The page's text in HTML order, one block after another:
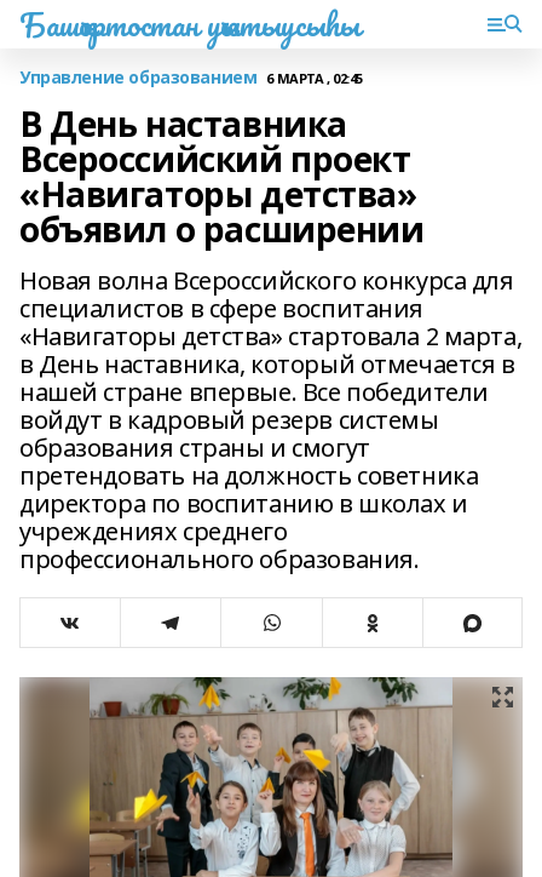
Башҡортостан уҡытыусыһы
Управление образованием 6 МАРТА , 02:45
В День наставника
Всероссийский проект
«Навигаторы детства»
объявил о расширении
Новая волна Всероссийского конкурса для
специалистов в сфере воспитания
«Навигаторы детства» стартовала 2 марта,
в День наставника, который отмечается в
нашей стране впервые. Все победители
войдут в кадровый резерв системы
образования страны и смогут
претендовать на должность советника
директора по воспитанию в школах и
учреждениях среднего
профессионального образования.